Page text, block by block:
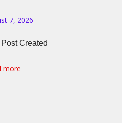
7, 2026
Post Created
more